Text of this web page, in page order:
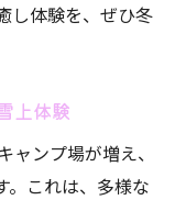
し体験を、ぜひ冬
上体験
ンプ場が増え、
。これは、多様な